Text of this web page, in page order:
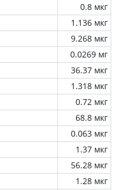
0.8 мкг
1.136 мкг
9.268 мкг
0.0269 мг
36.37 мкг
1.318 мкг
0.72 мкг
68.8 мкг
0.063 мкг
1.37 мкг
56.28 мкг
1.28 мкг